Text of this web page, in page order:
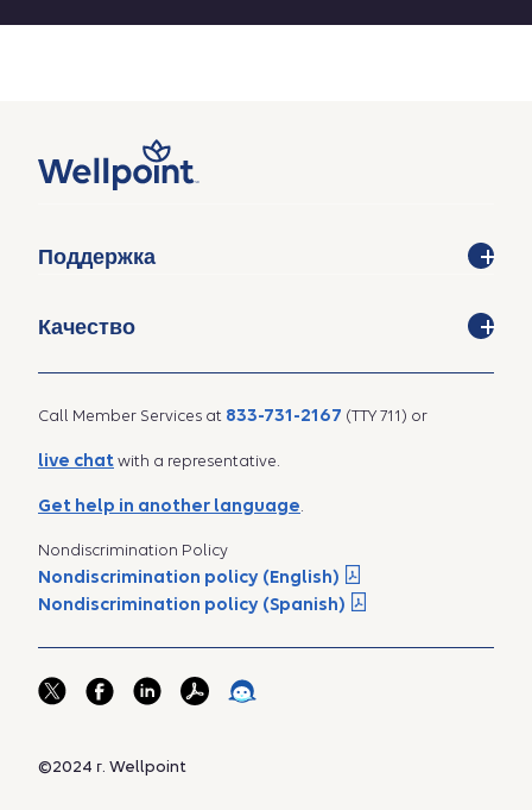
Поддержка
Качество
Call Member Services at 833-731-2167 (TTY 711) or
live chat with a representative.
Get help in another language
Nondiscrimination Policy
Nondiscrimination policy (English)
Nondiscrimination policy (Spanish)
©2024 г. Wellpoint